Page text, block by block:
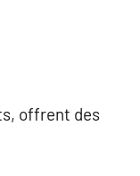
offrent des